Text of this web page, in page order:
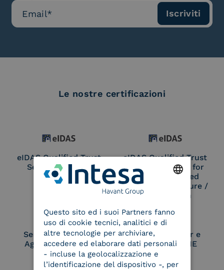
Le nostre certificazioni
eIDAS Qualified Trust
Service Provider
eIDAS Qualified Trust
Service Provider for
Remote Qualified
Electronic Signature /
Seal Creation
Service Provider e
Aggregatore SPID
Service Provider e
Aggregatore CIE
ITALIAN
Questo sito ed i suoi Partners fanno
uso di cookie tecnici, analitici e di
altre tecnologie per archiviare,
accedere ed elaborare dati personali
- incluse la geolocalizzazione e
l’identificazione del dispositivo -, per